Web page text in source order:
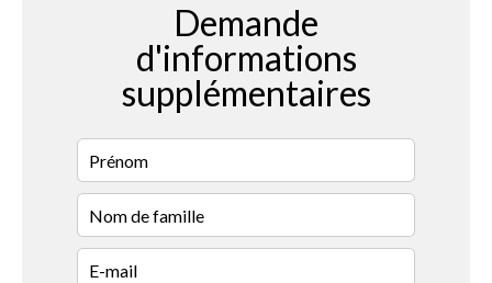
Demande
d'informations
supplémentaires